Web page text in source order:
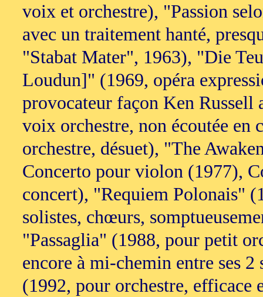
voix et orchestre), "Passion
avec un traitement hanté,
"Stabat Mater", 1963), "Die
Loudun]" (1969, opéra
provocateur façon Ken
voix orchestre, non écoutée en
orchestre, désuet), "The
Concerto pour violon (1977),
concert), "Requiem Polonais"
solistes, chœurs,
"Passaglia" (1988, pour petit
encore à mi-chemin entre ses
(1992, pour orchestre, efficace